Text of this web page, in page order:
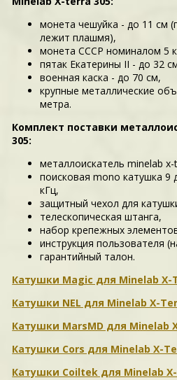
монета чешуйка - до 11 см
лежит плашмя),
монета СССР номиналом 5
пятак Екатерины II - до 32
военная каска - до 70 см,
крупные металлические
метра.
Комплект поставки
305:
металлоискатель minelab
поисковая mono катушка
кГц,
защитный чехол для
телескопическая штанга,
набор крепежных
инструкция пользователя
гарантийный талон.
Катушки Magic для Minelab X-
Катушки NEL для Minelab X-
Катушки MarsMD для Minelab
Катушки Cors для Minelab X-
Катушки Coiltek для Minelab